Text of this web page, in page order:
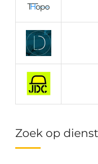
Zoek op